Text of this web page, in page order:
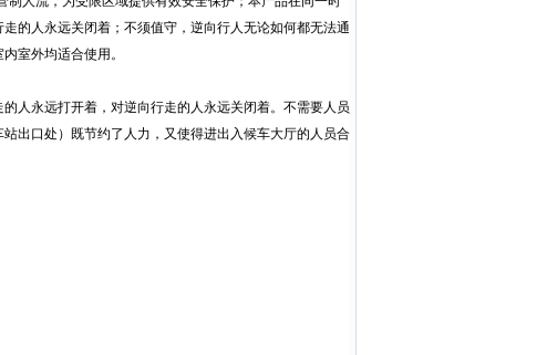
的人永远关闭着；不须值守，逆向行人无论如何都无法通
室外均适合使用。
人永远打开着，对逆向行走的人永远关闭着。不需要人员
出口处）既节约了人力，又使得进出入候车大厅的人员合